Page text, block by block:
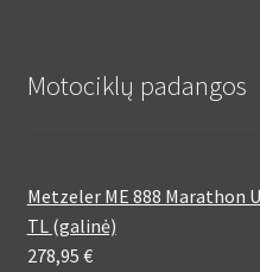
Motociklų padangos
Metzeler ME 888 Marathon
TL (galinė)
278,95 €